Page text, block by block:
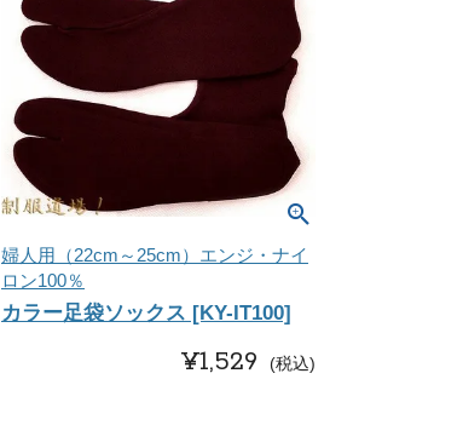
婦人用（22cm～25cm）エンジ・ナイ
ロン100％
カラー足袋ソックス [KY-IT100]
¥1,529 税込